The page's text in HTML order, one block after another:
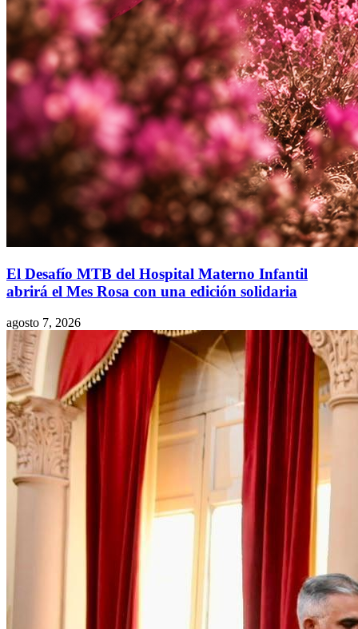
El Desafío MTB del Hospital Materno Infantil
abrirá el Mes Rosa con una edición solidaria
agosto 7, 2026